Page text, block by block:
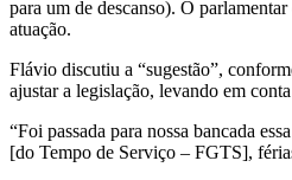
para um de descanso). O
atuação.
Flávio discutiu a “sugestão”,
ajustar a legislação, levando em
“Foi passada para nossa bancada
[do Tempo de Serviço – FGTS],